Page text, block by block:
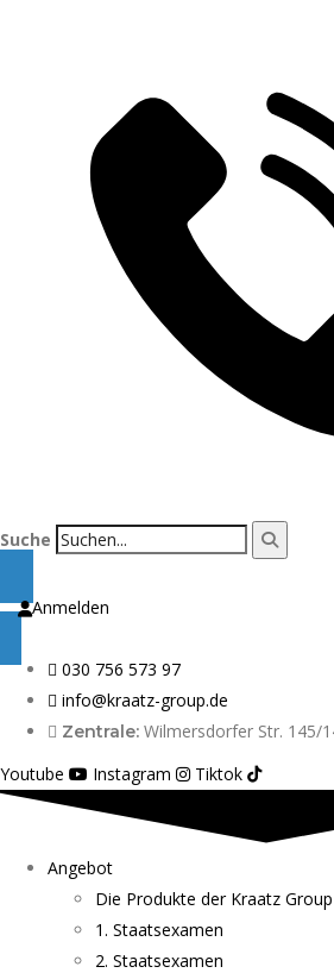
Suche
Anmelden
030 756 573 97
info@kraatz-group.de
Zentrale: Wilmersdorfer Str. 145/
Youtube
Instagram Tiktok
Angebot
Die Produkte der Kraatz Group
1. Staatsexamen
2. Staatsexamen